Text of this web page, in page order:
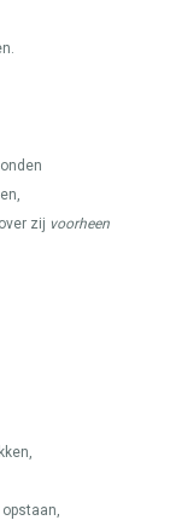
zij voorheen